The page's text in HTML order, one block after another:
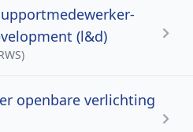
(l&d)
openbare verlichting